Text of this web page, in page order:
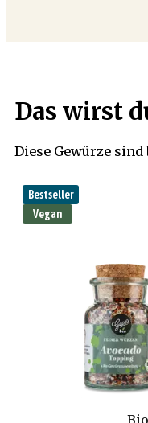
Das wirst
Diese Gewürze
Bestseller
Vegan